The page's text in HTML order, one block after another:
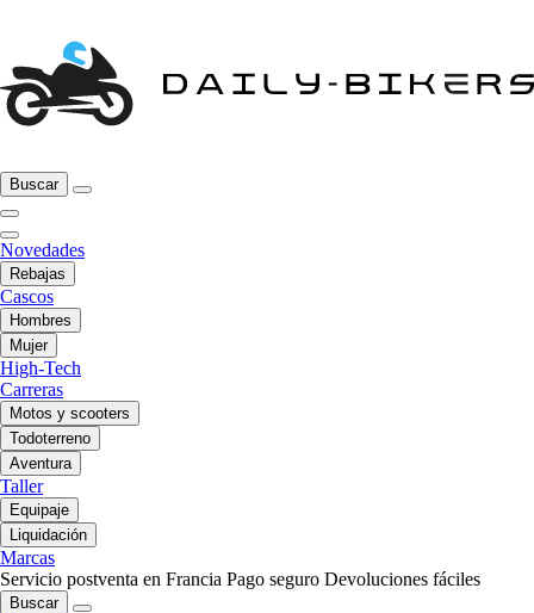
Buscar
Novedades
Rebajas
Cascos
Hombres
Mujer
High-Tech
Carreras
Motos y scooters
Todoterreno
Aventura
Taller
Equipaje
Liquidación
Marcas
Servicio postventa en Francia Pago seguro Devoluciones fáciles
Buscar